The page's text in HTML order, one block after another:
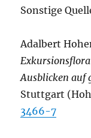
Sonstige
Adalbert
Ausblicken auf
Stuttgart
3466-7